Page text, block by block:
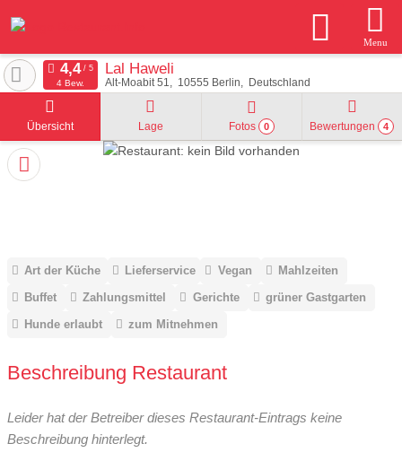
Menu
Lal Haweli
Alt-Moabit 51 10555 Berlin Deutschland
4 Bew.
Übersicht Lage Fotos 0 Bewertungen 4
Art der Küche Lieferservice Vegan
Mahlzeiten
Buffet
Zahlungsmittel Gerichte
grüner Gastgarten
Hunde erlaubt
zum Mitnehmen
Beschreibung Restaurant
Leider hat der Betreiber dieses Restaurant-Eintrags keine
Beschreibung hinterlegt.